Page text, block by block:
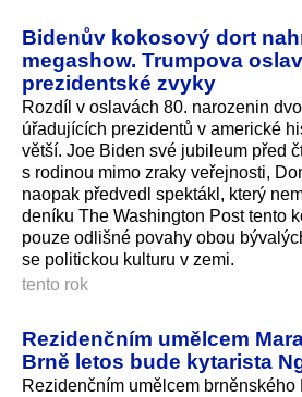
Bidenův kokosový dort
megashow. Trumpova
prezidentské zvyky
Rozdíl v oslavách 80. narozenin
úřadujících prezidentů v americké
větší. Joe Biden své jubileum před
s rodinou mimo zraky veřejnosti,
naopak předvedl spektákl, který
deníku The Washington Post tento
pouze odlišné povahy obou
se politickou kulturu v zemi.
tento rok
Rezidenčním umělcem
Brně letos bude kytarista
Rezidenčním umělcem brněnského